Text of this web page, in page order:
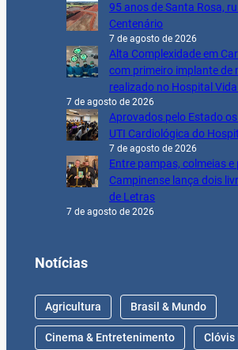
95 anos de Santa Rosa,
Centenário
7 de agosto de 2026
Alta Complexidade em
com primeiro implante de
realizado no Hospital
7 de agosto de 2026
Aprovados pelo Estado
UTI Cardiológica do
7 de agosto de 2026
Entre pampas, colmeias e
Campinense lança dois
de Letras
7 de agosto de 2026
Notícias
Agricultura Brasil & Mundo
Cinema & Entretenimento Clóvis